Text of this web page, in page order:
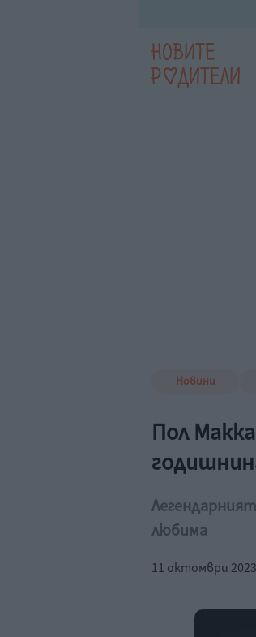
Новини
Пол
любима
11 октомври